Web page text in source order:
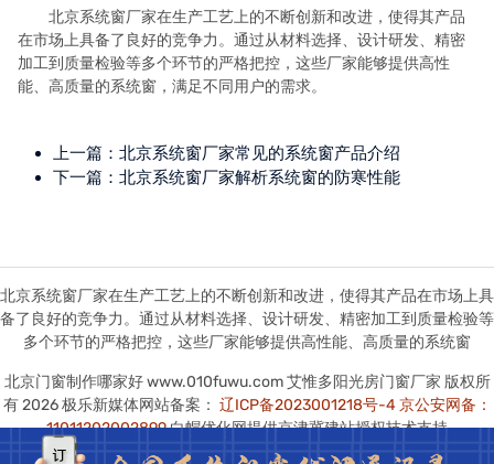
北京系统窗厂家在生产工艺上的不断创新和改进，使得其产品
在市场上具备了良好的竞争力。通过从材料选择、设计研发、精密
加工到质量检验等多个环节的严格把控，这些厂家能够提供高性
能、高质量的系统窗，满足不同用户的需求。
上一篇： 北京系统窗厂家常见的系统窗产品介绍
下一篇： 北京系统窗厂家解析系统窗的防寒性能
北京系统窗厂家在生产工艺上的不断创新和改进，使得其产品在市场上具
备了良好的竞争力。通过从材料选择、设计研发、精密加工到质量检验等
多个环节的严格把控，这些厂家能够提供高性能、高质量的系统窗
北京门窗制作哪家好 www.010fuwu.com 艾惟多阳光房门窗厂家 版权所
有 2026 极乐新媒体网站备案： 辽ICP备2023001218号-4 京公安网备：
11011202002899白帽优化网提供京津冀建站授权技术支持
本站图版文字视频这类版权声明：艾惟多无法鉴别所上传图片文字视频等